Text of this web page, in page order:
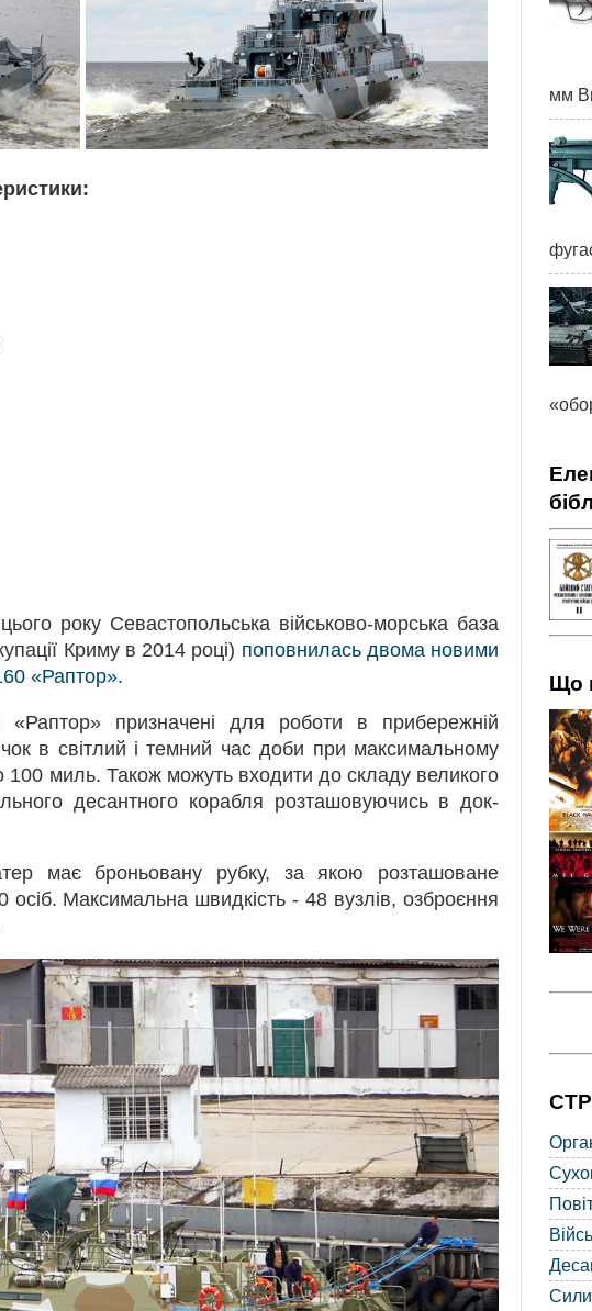
року Севастопольська військово-морська база
Криму в 2014 році) поповнилась двома новими
«Раптор».
«Раптор» призначені для роботи в прибережній
в світлий і темний час доби при максимальному
100 миль. Також можуть входити до складу великого
десантного корабля розташовуючись в док-
має броньовану рубку, за якою розташоване
Максимальна швидкість - 48 вузлів, озброєння
мм
Що
Сили